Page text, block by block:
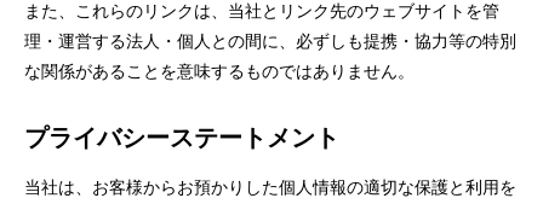
また、これらのリンクは、当社とリンク先のウェブサイトを管
理・運営する法人・個人との間に、必ずしも提携・協力等の特別
な関係があることを意味するものではありません。
プライバシーステートメント
当社は、お客様からお預かりした個人情報の適切な保護と利用を